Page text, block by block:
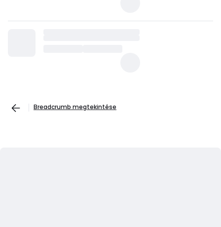
Breadcrumb megtekintése